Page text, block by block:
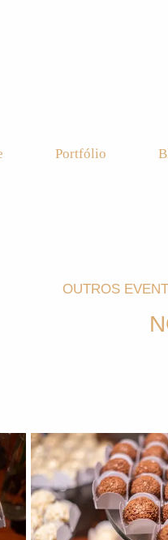
Portfólio
OUTROS